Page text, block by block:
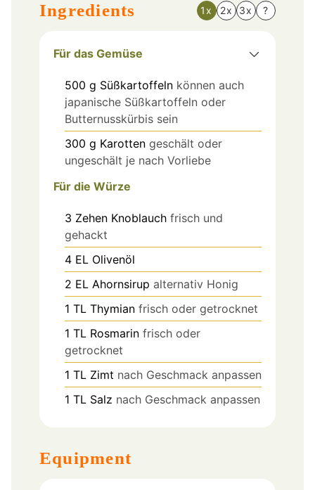
Ingredients 1x 2x 3x ?
Für das Gemüse
500 g Süßkartoffeln können auch
japanische Süßkartoffeln oder
Butternusskürbis sein
300 g Karotten geschält oder
ungeschält je nach Vorliebe
Für die Würze
3 Zehen Knoblauch frisch und
gehackt
4 EL Olivenöl
2 EL Ahornsirup alternativ Honig
1 TL Thymian frisch oder getrocknet
1 TL Rosmarin frisch oder
getrocknet
1 TL Zimt nach Geschmack anpassen
1 TL Salz nach Geschmack anpassen
Equipment